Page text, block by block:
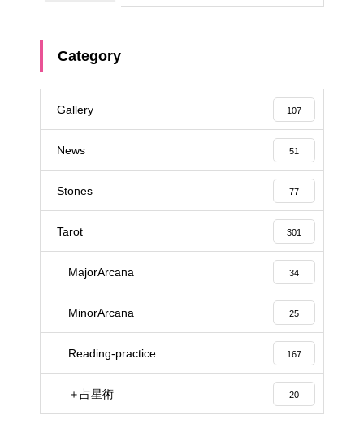
Category
Gallery 107
News 51
Stones 77
Tarot 301
MajorArcana 34
MinorArcana 25
Reading-practice 167
＋占星術 20